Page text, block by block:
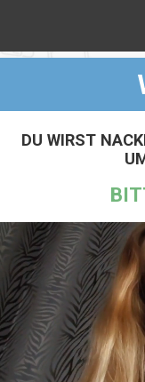
DU WIRST